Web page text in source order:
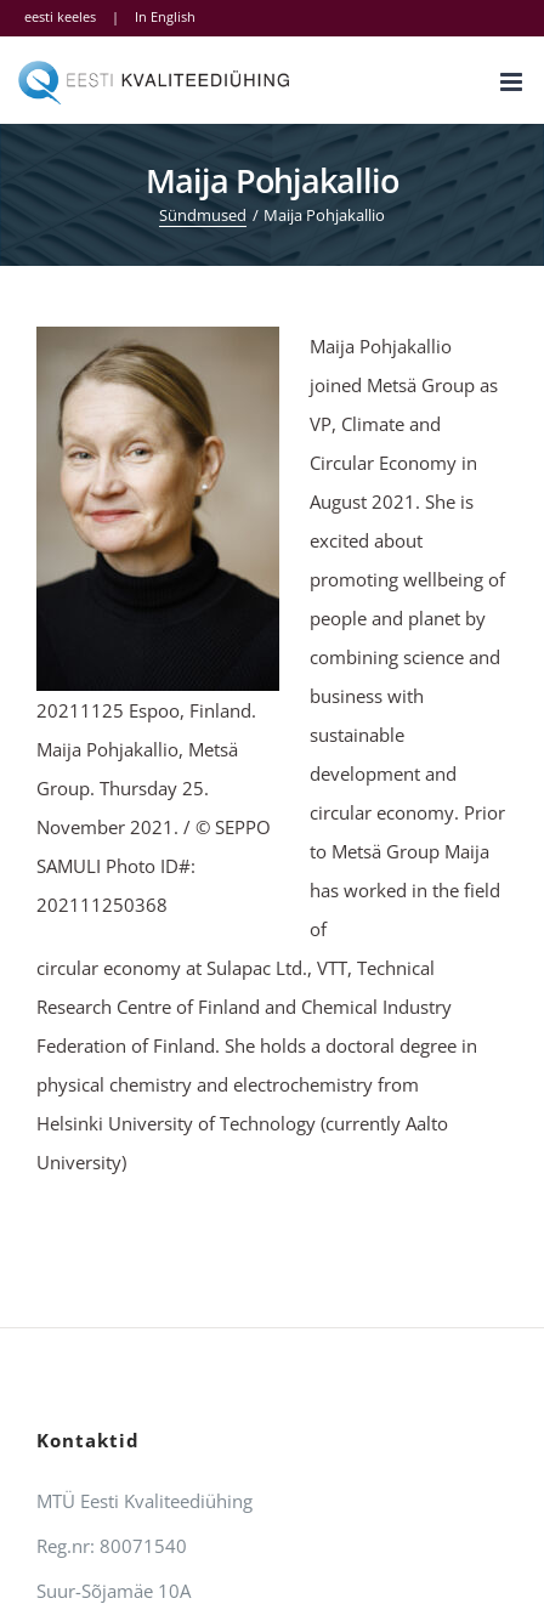
Skip
content
eesti keeles | In English
Maija Pohjakallio
Sündmused Maija Pohjakallio
20211125 Espoo, Finland.
Maija Pohjakallio, Metsä
Group. Thursday 25.
November 2021. / © SEPPO
SAMULI Photo ID#:
202111250368
Maija Pohjakallio
joined Metsä Group as
VP, Climate and
Circular Economy in
August 2021. She is
excited about
promoting wellbeing of
people and planet by
combining science and
business with
sustainable
development and
circular economy. Prior
to Metsä Group Maija
has worked in the field
of
circular economy at Sulapac Ltd., VTT, Technical
Research Centre of Finland and Chemical Industry
Federation of Finland. She holds a doctoral degree in
physical chemistry and electrochemistry from
Helsinki University of Technology (currently Aalto
University)
Kontaktid
MTÜ Eesti Kvaliteediühing
Reg.nr: 80071540
Suur-Sõjamäe 10A